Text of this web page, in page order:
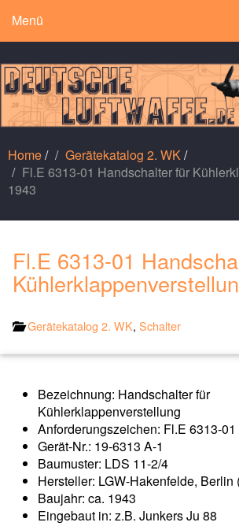
Menü
Home/ Gerätekatalog 2. WK/
Fl.E 6313-01 Handschalter für
1943
Fl.E 6313-01
Gerätekatalog 2. WK, Schalter
Bezeichnung: Handschalter für
Kühlerklappenverstellung
Anforderungszeichen: Fl.E 6313-01
Gerät-Nr.: 19-6313 A-1
Baumuster: LDS 11-2/4
Hersteller: LGW-Hakenfelde, Berlin
Baujahr: ca. 1943
Eingebaut in: z.B. Junkers Ju 88